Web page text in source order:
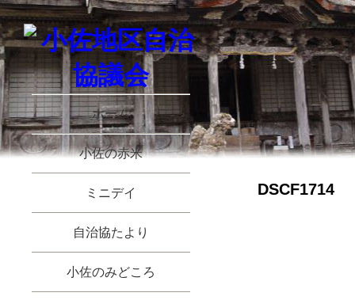
ホーム
小佐の赤米
ミニデイ
自治協たより
小佐のみどころ
DSCF1714